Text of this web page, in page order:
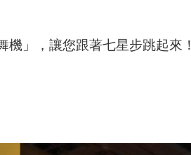
」，讓您跟著七星步跳起來！